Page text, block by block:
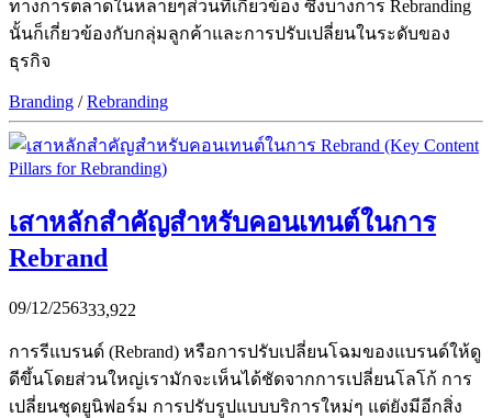
ทางการตลาดในหลายๆส่วนที่เกี่ยวข้อง ซึ่งบางการ Rebranding
นั้นก็เกี่ยวข้องกับกลุ่มลูกค้าและการปรับเปลี่ยนในระดับของ
ธุรกิจ
Branding /Rebranding
เสาหลักสำคัญสำหรับคอนเทนต์ในการ
Rebrand
09/12/256333,922
การรีแบรนด์ (Rebrand) หรือการปรับเปลี่ยนโฉมของแบรนด์ให้ดู
ดีขึ้นโดยส่วนใหญ่เรามักจะเห็นได้ชัดจากการเปลี่ยนโลโก้ การ
เปลี่ยนชุดยูนิฟอร์ม การปรับรูปแบบบริการใหม่ๆ แต่ยังมีอีกสิ่ง